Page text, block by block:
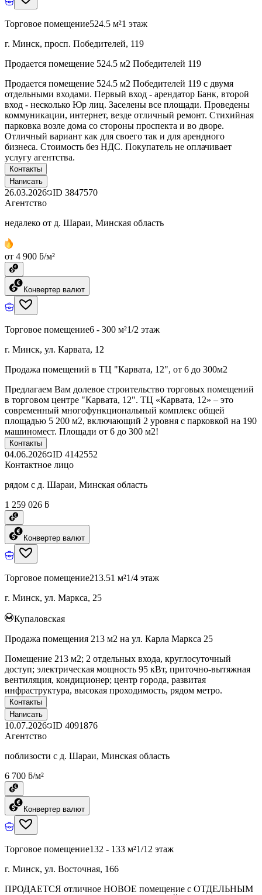
Торговое помещение524.5 м²1 этаж
г. Минск, просп. Победителей, 119
Продается помещение 524.5 м2 Победителей 119
Продается помещение 524.5 м2 Победителей 119 с двумя
отдельными входами. Первый вход - арендатор Банк, второй
вход - несколько Юр лиц. Заселены все площади. Проведены
коммуникации, интернет, везде отличный ремонт. Стихийная
парковка возле дома со стороны проспекта и во дворе.
Отличный вариант как для своего так и для арендного
бизнеса. Стоимость без НДС. Покупатель не оплачивает
услугу агентства.
Контакты
Написать
26.03.2026 ID 3847570
Агентство
недалеко от д. Шараи, Минская область
от 4 900 ƃ/м²
Конвертер валют
Торговое помещение6 - 300 м²1/2 этаж
г. Минск, ул. Карвата, 12
Продажа помещений в ТЦ "Карвата, 12", от 6 до 300м2
Предлагаем Вам долевое строительство торговых помещений
в торговом центре "Карвата, 12". ТЦ «Карвата, 12» – это
современный многофункциональный комплекс общей
площадью 5 200 м2, включающий 2 уровня с парковкой на 190
машиномест. Площади от 6 до 300 м2!
Контакты
04.06.2026 ID 4142552
Контактное лицо
рядом с д. Шараи, Минская область
1 259 026 ƃ
Конвертер валют
Торговое помещение213.51 м²1/4 этаж
г. Минск, ул. Маркса, 25
Купаловская
Продажа помещения 213 м2 на ул. Карла Маркса 25
Помещение 213 м2; 2 отдельных входа, круглосуточный
доступ; электрическая мощность 95 кВт, приточно-вытяжная
вентиляция, кондиционер; центр города, развитая
инфраструктура, высокая проходимость, рядом метро.
Контакты
Написать
10.07.2026 ID 4091876
Агентство
поблизости с д. Шараи, Минская область
6 700 ƃ/м²
Конвертер валют
Торговое помещение132 - 133 м²1/12 этаж
г. Минск, ул. Восточная, 166
ПРОДАЕТСЯ отличное НОВОЕ помещение с ОТДЕЛЬНЫМ